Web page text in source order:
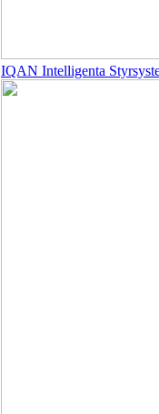
IQAN Intelligenta